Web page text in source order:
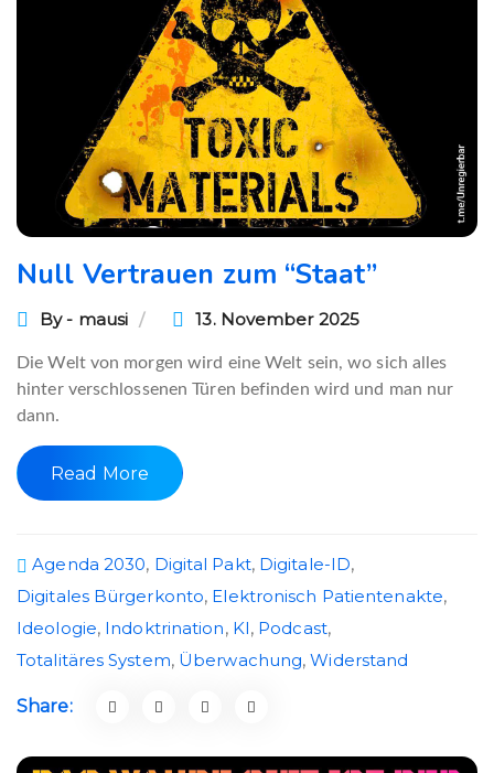
Null Vertrauen zum “Staat”
By - mausi 13. November 2025
Die Welt von morgen wird eine Welt sein, wo sich alles
hinter verschlossenen Türen befinden wird und man nur
dann.
Read More
Agenda 2030, Digital Pakt, Digitale-ID,
Digitales Bürgerkonto, Elektronisch Patientenakte,
Ideologie, Indoktrination, KI, Podcast,
Totalitäres System, Überwachung,Widerstand
Share: